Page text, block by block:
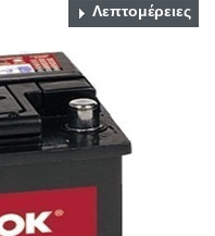
Λεπτομέρειες